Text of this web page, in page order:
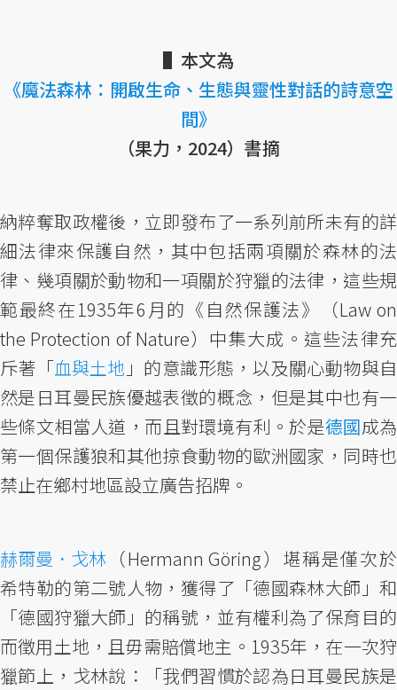
▌本文為
《魔法森林：開啟生命、生態與靈性對話的詩意空
間》
（果力，2024）書摘
納粹奪取政權後，立即發布了一系列前所未有的詳
細法律來保護自然，其中包括兩項關於森林的法
律、幾項關於動物和一項關於狩獵的法律，這些規
範最終在1935年6月的《自然保護法》（Law on
the Protection of Nature）中集大成。這些法律充
斥著「血與土地 」的意識形態，以及關心動物與自
然是日耳曼民族優越表徵的概念，但是其中也有一
些條文相當人道，而且對環境有利。於是德國成為
第一個保護狼和其他掠食動物的歐洲國家，同時也
禁止在鄉村地區設立廣告招牌。
赫爾曼．戈林 （Hermann Göring）堪稱是僅次於
希特勒的第二號人物，獲得了「德國森林大師」和
「德國狩獵大師」的稱號，並有權利為了保育目的
而徵用土地，且毋需賠償地主。1935年，在一次狩
獵節上，戈林說：「我們習慣於認為日耳曼民族是